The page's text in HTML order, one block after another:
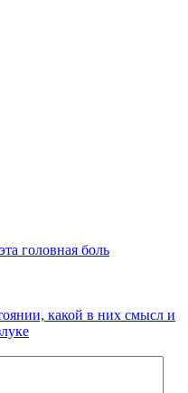
головная боль
какой в них смысл и